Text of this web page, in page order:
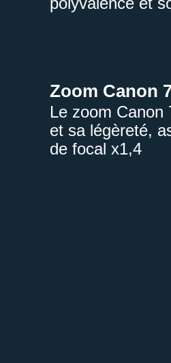
Zoom Canon
Le zoom Canon
et sa légèreté,
de focal x1,4